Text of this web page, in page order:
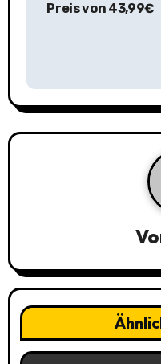
a
g
i
g
a
Preis von 43,99€